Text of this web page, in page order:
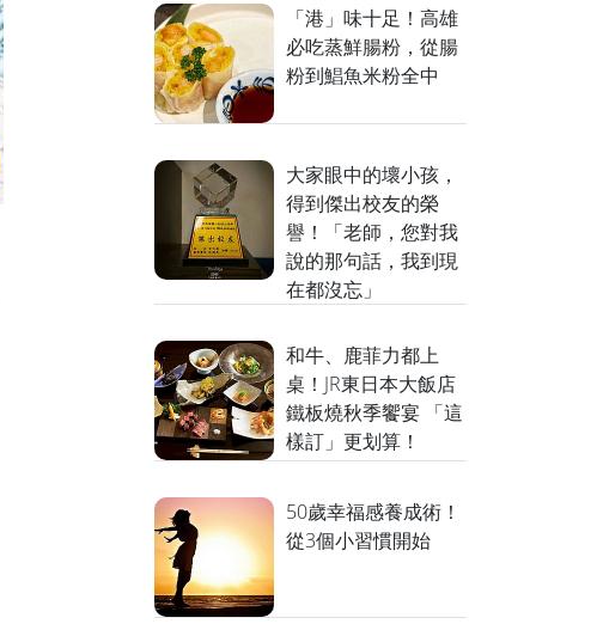
「港」味十足！高雄
必吃蒸鮮腸粉，從腸
粉到鯧魚米粉全中
大家眼中的壞小孩，
得到傑出校友的榮
譽！「老師，您對我
說的那句話，我到現
在都沒忘」
和牛、鹿菲力都上
桌！JR東日本大飯店
鐵板燒秋季饗宴 「這
樣訂」更划算！
50歲幸福感養成術！
從3個小習慣開始